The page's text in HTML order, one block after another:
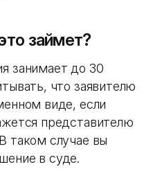
займет?
занимает до 30
что заявителю
виде, если
представителю
таком случае вы
в суде.